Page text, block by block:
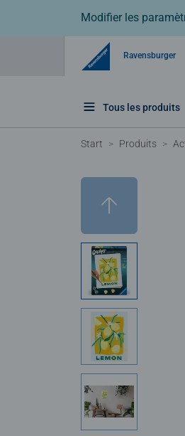
Modifier les
Ravensburger
Tous les produits
Start Produits